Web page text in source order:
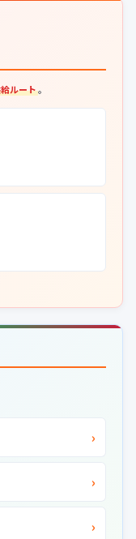
ルート。
›
›
›